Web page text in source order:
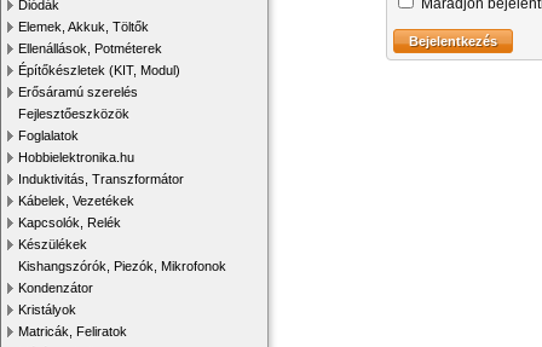
Diódák
Elemek, Akkuk, Töltők
Ellenállások, Potméterek
Építőkészletek (KIT, Modul)
Erősáramú szerelés
Fejlesztőeszközök
Foglalatok
Hobbielektronika.hu
Induktivitás, Transzformátor
Kábelek, Vezetékek
Kapcsolók, Relék
Készülékek
Kishangszórók, Piezók, Mikrofonok
Kondenzátor
Kristályok
Matricák, Feliratok
Maradjon